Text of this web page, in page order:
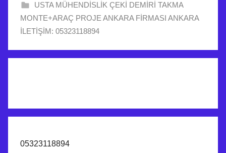
USTA MÜHENDİSLİK ÇEKİ DEMİRİ TAKMA
MONTE+ARAÇ PROJE ANKARA FİRMASI ANKARA
İLETİŞİM: 05323118894
05323118894